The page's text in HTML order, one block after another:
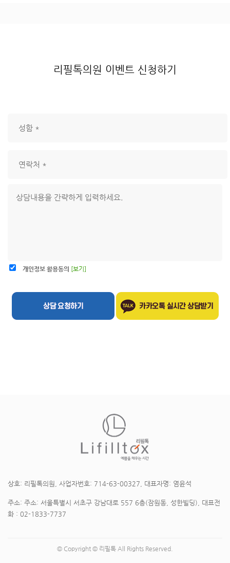
리필톡의원 이벤트 신청하기
개인정보 활용동의 [보기]
상호: 리필톡의원, 사업자번호: 714-63-00327, 대표자명: 염윤석
주소: 주소: 서울특별시 서초구 강남대로 557 6층(잠원동, 성한빌딩), 대표전
화 : 02-1833-7737
© Copyright © 리필톡 All Rights Reserved.